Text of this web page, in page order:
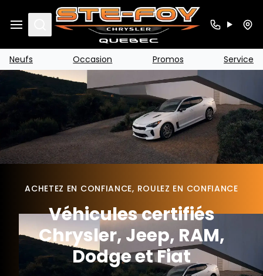
Search
Neufs Occasion Promos Service
ACHETEZ EN CONFIANCE, ROULEZ EN CONFIANCE
Véhicules certifiés
Chrysler, Jeep, RAM,
Dodge et Fiat